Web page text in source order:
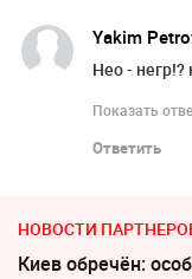
Yakim
Нео -
Показать
Ответить
НОВОСТИ
Киев обречён: